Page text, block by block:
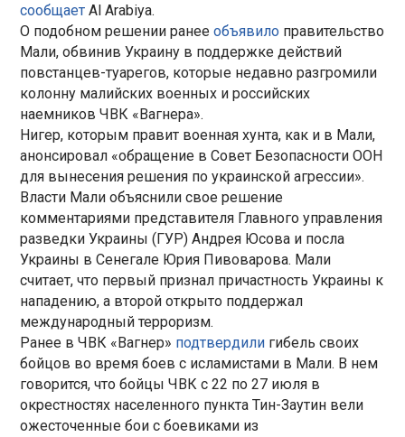
сообщаетAl Arabiya.
О подобном решении ранееобъявило правительство
Мали, обвинив Украину в поддержке действий
повстанцев-туарегов, которые недавно разгромили
колонну малийских военных и российских
наемников ЧВК «Вагнера».
Нигер, которым правит военная хунта, как и в Мали,
анонсировал «обращение в Совет Безопасности ООН
для вынесения решения по украинской агрессии».
Власти Мали объяснили свое решение
комментариями представителя Главного управления
разведки Украины (ГУР) Андрея Юсова и посла
Украины в Сенегале Юрия Пивоварова. Мали
считает, что первый признал причастность Украины к
нападению, а второй открыто поддержал
международный терроризм.
Ранее в ЧВК «Вагнер» подтвердили гибель своих
бойцов во время боев с исламистами в Мали. В нем
говорится, что бойцы ЧВК с 22 по 27 июля в
окрестностях населенного пункта Тин-Заутин вели
ожесточенные бои с боевиками из